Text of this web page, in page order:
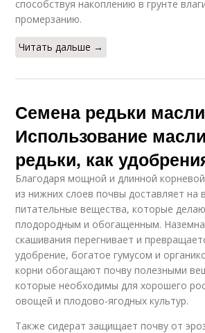
способствуя накоплению в грунте
промерзанию.
Читать дальше →
Семена редьки
Использование
редьки, как
Благодаря мощной и длинной
из нижних слоев почвы доставляет на
питательные вещества, которые
плодородным и обогащенным.
скашивания перегнивает и
удобрение, богатое гумусом и
корни обогащают почву полезными
которые необходимы для хорошего
овощей и плодово-ягодных культур.
Также сидерат защищает почву от